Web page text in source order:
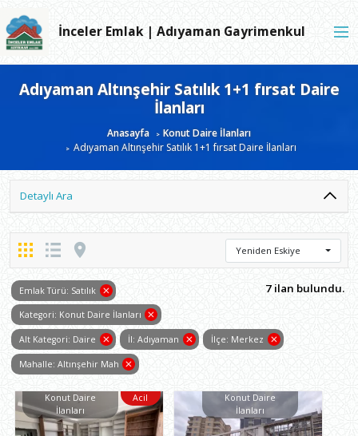
İnceler Emlak | Adıyaman Gayrimenkul
Adıyaman Altınşehir Satılık 1+1 fırsat Daire
İlanları
Anasayfa
Konut Daire İlanları
Adıyaman Altınşehir Satılık 1+1 fırsat Daire İlanları
Detaylı Ara
Yeniden Eskiye
7 ilan bulundu.
Emlak Türü: Satılık
Kategori: Konut Daire İlanları
Alt Kategori: Daire İl: Adıyaman İlçe: Merkez
Mahalle: Altınşehir Mah
Konut Daire
İlanları
Acil
Konut Daire
İlanları